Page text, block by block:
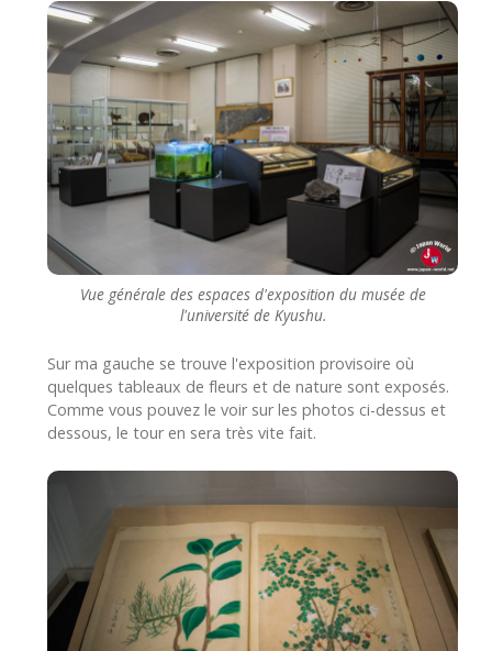
Vue générale des espaces d'exposition du musée de
l'université de Kyushu.
Sur ma gauche se trouve l'exposition provisoire où
quelques tableaux de fleurs et de nature sont exposés.
Comme vous pouvez le voir sur les photos ci-dessus et
dessous, le tour en sera très vite fait.